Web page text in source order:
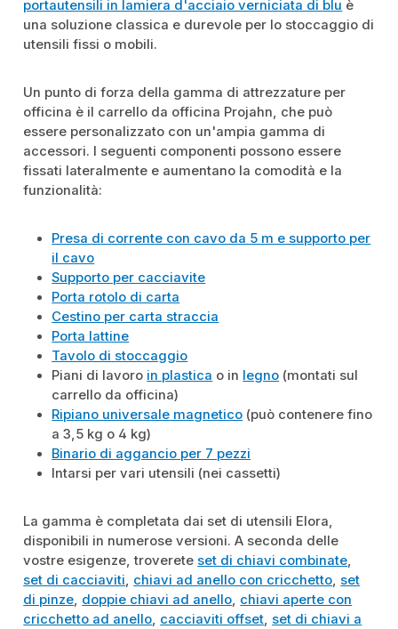
portautensili in lamiera d'acciaio verniciata di blu è
una soluzione classica e durevole per lo stoccaggio di
utensili fissi o mobili.
Un punto di forza della gamma di attrezzature per
officina è il carrello da officina Projahn, che può
essere personalizzato con un'ampia gamma di
accessori. I seguenti componenti possono essere
fissati lateralmente e aumentano la comodità e la
funzionalità:
Presa di corrente con cavo da 5 m e supporto per
il cavo
Supporto per cacciavite
Porta rotolo di carta
Cestino per carta straccia
Porta lattine
Tavolo di stoccaggio
Piani di lavoro in plastica o in legno (montati sul
carrello da officina)
Ripiano universale magnetico (può contenere fino
a 3,5 kg o 4 kg)
Binario di aggancio per 7 pezzi
Intarsi per vari utensili (nei cassetti)
La gamma è completata dai set di utensili Elora,
disponibili in numerose versioni. A seconda delle
vostre esigenze, troverete set di chiavi combinate
set di cacciaviti
chiavi ad anello con cricchetto set
di pinze doppie chiavi ad anello chiavi aperte con
cricchetto ad anello cacciaviti offset set di chiavi a